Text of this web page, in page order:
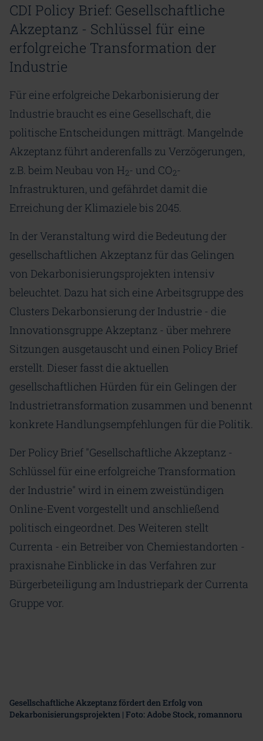
CDI Policy Brief: Gesellschaftliche
Akzeptanz - Schlüssel für eine
erfolgreiche Transformation der
Industrie
Für eine erfolgreiche Dekarbonisierung der
Industrie braucht es eine Gesellschaft, die
politische Entscheidungen mitträgt. Mangelnde
Akzeptanz führt anderenfalls zu Verzögerungen,
z.B. beim Neubau von H2- und CO2-
Infrastrukturen, und gefährdet damit die
Erreichung der Klimaziele bis 2045.
In der Veranstaltung wird die Bedeutung der
gesellschaftlichen Akzeptanz für das Gelingen
von Dekarbonisierungsprojekten intensiv
beleuchtet. Dazu hat sich eine Arbeitsgruppe des
Clusters Dekarbonsierung der Industrie - die
Innovationsgruppe Akzeptanz - über mehrere
Sitzungen ausgetauscht und einen Policy Brief
erstellt. Dieser fasst die aktuellen
gesellschaftlichen Hürden für ein Gelingen der
Industrietransformation zusammen und benennt
konkrete Handlungsempfehlungen für die Politik.
Der Policy Brief "Gesellschaftliche Akzeptanz -
Schlüssel für eine erfolgreiche Transformation
der Industrie" wird in einem zweistündigen
Online-Event vorgestellt und anschließend
politisch eingeordnet. Des Weiteren stellt
Currenta - ein Betreiber von Chemiestandorten -
praxisnahe Einblicke in das Verfahren zur
Bürgerbeteiligung am Industriepark der Currenta
Gruppe vor.
Gesellschaftliche Akzeptanz fördert den Erfolg von
Dekarbonisierungsprojekten | Foto: Adobe Stock, romannoru